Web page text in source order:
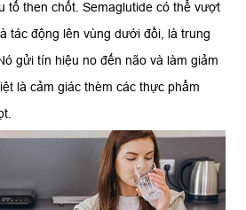
tố then chốt. Semaglutide có thể vượt
tác động lên vùng dưới đồi, là trung
gửi tín hiệu no đến não và làm giảm
là cảm giác thèm các thực phẩm